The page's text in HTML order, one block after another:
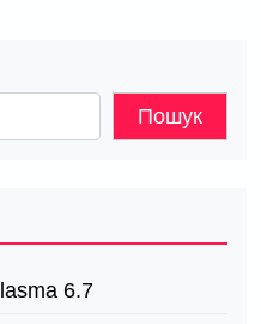
Пошук
6.7